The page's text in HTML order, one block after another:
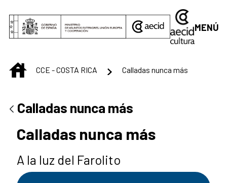
MENÚ
INICIO
CCE - COSTA RICA Calladas nunca más
Calladas nunca más
Calladas nunca más
A la luz del Farolito